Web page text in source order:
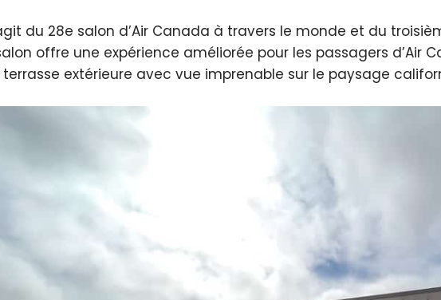
du 28e salon d’Air Canada à travers le monde et du
offre une expérience améliorée pour les passagers d’Air
terrasse extérieure avec vue imprenable sur le paysage